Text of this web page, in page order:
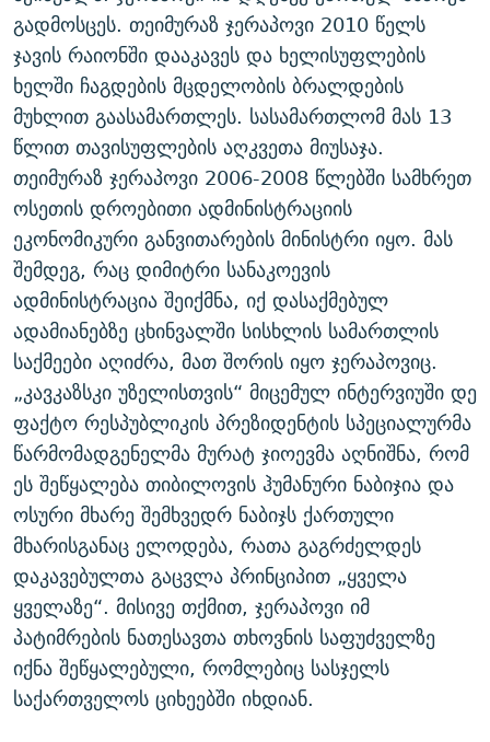
გადმოსცეს. თეიმურაზ ჯერაპოვი 2010 წელს
ჯავის რაიონში დააკავეს და ხელისუფლების
ხელში ჩაგდების მცდელობის ბრალდების
მუხლით გაასამართლეს. სასამართლომ მას 13
წლით თავისუფლების აღკვეთა მიუსაჯა.
თეიმურაზ ჯერაპოვი 2006-2008 წლებში სამხრეთ
ოსეთის დროებითი ადმინისტრაციის
ეკონომიკური განვითარების მინისტრი იყო. მას
შემდეგ, რაც დიმიტრი სანაკოევის
ადმინისტრაცია შეიქმნა, იქ დასაქმებულ
ადამიანებზე ცხინვალში სისხლის სამართლის
საქმეები აღიძრა, მათ შორის იყო ჯერაპოვიც.
„კავკაზსკი უზელისთვის“ მიცემულ ინტერვიუში დე
ფაქტო რესპუბლიკის პრეზიდენტის სპეციალურმა
წარმომადგენელმა მურატ ჯიოევმა აღნიშნა, რომ
ეს შეწყალება თიბილოვის ჰუმანური ნაბიჯია და
ოსური მხარე შემხვედრ ნაბიჯს ქართული
მხარისგანაც ელოდება, რათა გაგრძელდეს
დაკავებულთა გაცვლა პრინციპით „ყველა
ყველაზე“. მისივე თქმით, ჯერაპოვი იმ
პატიმრების ნათესავთა თხოვნის საფუძველზე
იქნა შეწყალებული, რომლებიც სასჯელს
საქართველოს ციხეებში იხდიან.